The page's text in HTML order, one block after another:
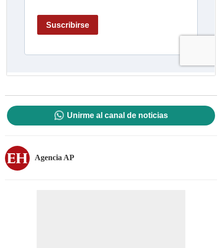
Unirme al canal de noticias
Agencia AP